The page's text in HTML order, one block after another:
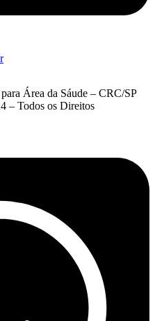
Área da Sáude – CRC/SP
– Todos os Direitos